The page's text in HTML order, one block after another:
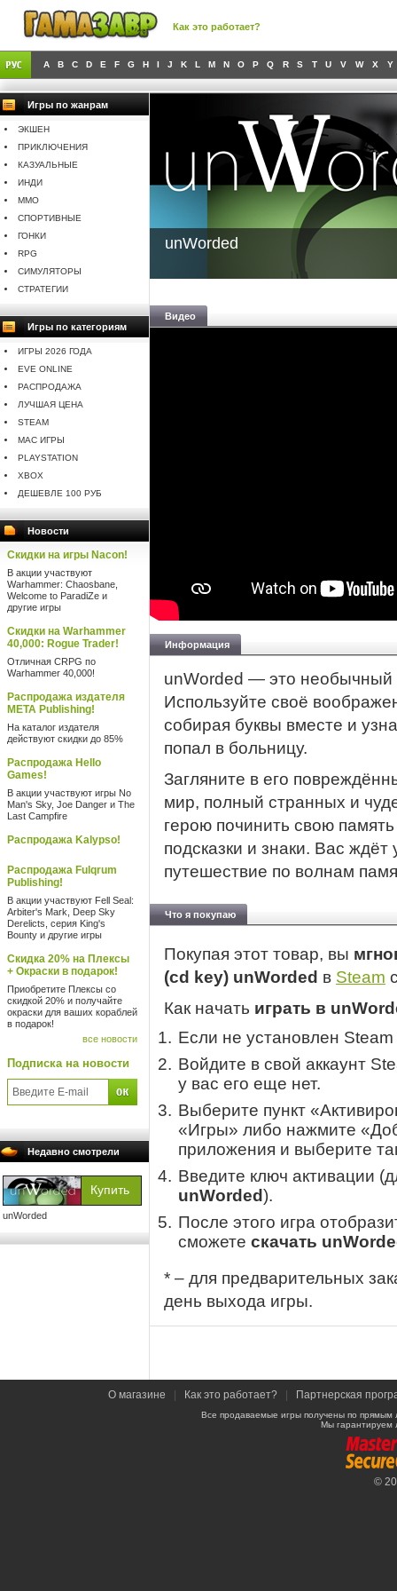
Как это работает?
A B C D E F G H I J K L M N O P Q R S T U V W X Y
Игры по жанрам
ЭКШЕН
ПРИКЛЮЧЕНИЯ
КАЗУАЛЬНЫЕ
ИНДИ
MMO
СПОРТИВНЫЕ
ГОНКИ
RPG
СИМУЛЯТОРЫ
СТРАТЕГИИ
Игры по категориям
ИГРЫ 2026 ГОДА
EVE ONLINE
РАСПРОДАЖА
ЛУЧШАЯ ЦЕНА
STEAM
MAC ИГРЫ
PLAYSTATION
XBOX
ДЕШЕВЛЕ 100 РУБ
Новости
Скидки на игры Nacon!
В акции участвуют
Warhammer: Chaosbane,
Welcome to ParadiZe и
другие игры
Скидки на Warhammer
40,000: Rogue Trader!
Отличная CRPG по
Warhammer 40,000!
Распродажа издателя
META Publishing!
На каталог издателя
действуют скидки до 85%
Распродажа Hello
Games!
В акции участвуют игры No
Man's Sky, Joe Danger и The
Last Campfire
Распродажа Kalypso!
Распродажа Fulqrum
Publishing!
В акции участвуют Fell Seal:
Arbiter's Mark, Deep Sky
Derelicts, серия King's
Bounty и другие игры
Скидка 20% на Плексы
+ Окраски в подарок!
Приобретите Плексы со
скидкой 20% и получайте
окраски для ваших кораблей
в подарок!
все новости
Подписка на новости
Недавно смотрели
unWorded
unWorded
Видео
Информация
unWorded — это необычный
Используйте своё
собирая буквы вместе и
попал в больницу.
Загляните в его
мир, полный странных и
герою починить свою
подсказки и знаки. Вас
путешествие по волнам
Что я покупаю
Покупая этот товар, вы
(cd key) unWorded в Steam
Как начать играть в
Если не установлен
Войдите в свой аккаунт
у вас его еще нет.
Выберите пункт
«Игры» либо нажмите
приложения и выберите
Введите ключ активации
unWorded).
После этого игра
сможете скачать
* – для предварительных
день выхода игры.
О магазине Как это работает? Партнерская
Все продаваемые игры получены по
Мы гарантируем
©